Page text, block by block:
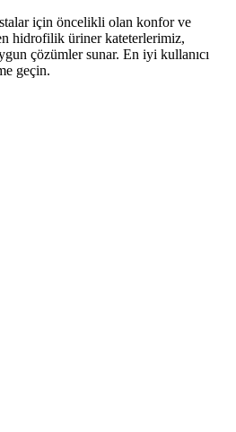
için öncelikli olan konfor ve
hidrofilik üriner kateterlerimiz,
çözümler sunar. En iyi kullanıcı
geçin.